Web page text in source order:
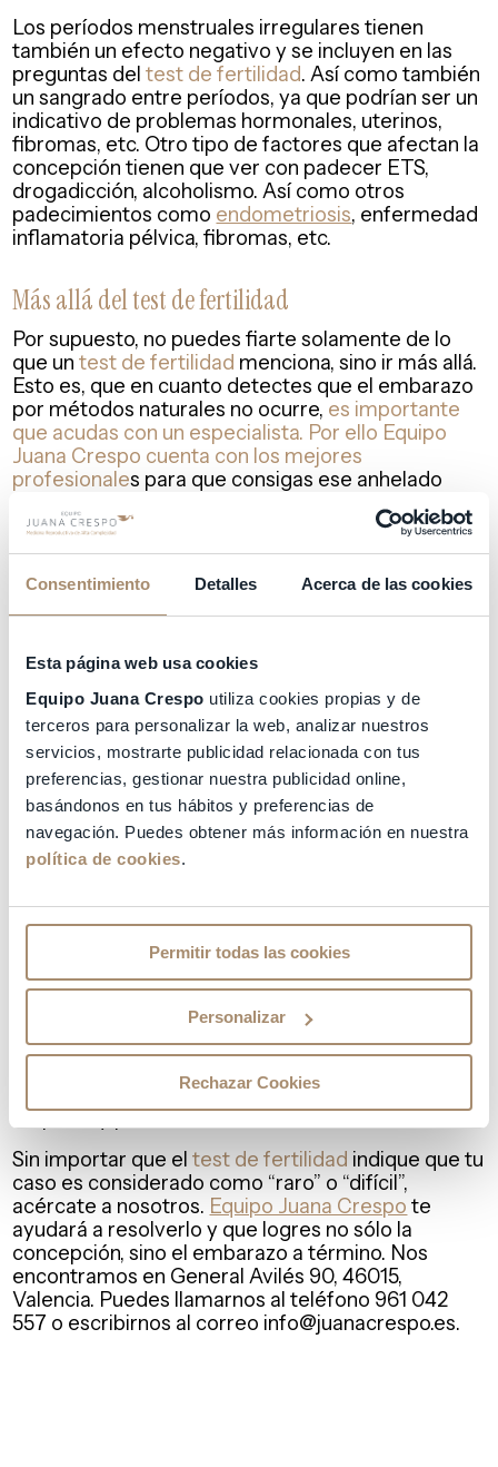
Consentimiento Detalles Acerca de las cookies
Esta página web usa cookies
Equipo Juana Crespo utiliza cookies propias y de
terceros para personalizar la web, analizar nuestros
servicios, mostrarte publicidad relacionada con tus
preferencias, gestionar nuestra publicidad online,
basándonos en tus hábitos y preferencias de
navegación. Puedes obtener más información en nuestra
política de cookies.
Permitir todas las cookies
Personalizar
Rechazar Cookies
Los períodos menstruales irregulares tienen
también un efecto negativo y se incluyen en las
preguntas deltest de fertilidad. Así como también
un sangrado entre períodos, ya que podrían ser un
indicativo de problemas hormonales, uterinos,
fibromas, etc. Otro tipo de factores que afectan la
concepción tienen que ver con padecer ETS,
drogadicción, alcoholismo. Así como otros
padecimientos como endometriosis, enfermedad
inflamatoria pélvica, fibromas, etc.
Más allá del test de fertilidad
Por supuesto, no puedes fiarte solamente de lo
que untest de fertilidad menciona, sino ir más allá.
Esto es, que en cuanto detectes que el embarazo
por métodos naturales no ocurre, es importante
que acudas con un especialista. Por ello Equipo
Juana Crespo cuenta con los mejores
profesionales para que consigas ese anhelado
Si en el test de fertilidad
anteriores, no debes frustrarte. Nosotros nos
ocuparemos de tu caso realizando las pruebas
oportuna y eficazmente el problema
patología uterina, bajas respondedoras, mala
calidad ovular, cáncer, etc. No lo dejes en meras
suposiciones ni tampoco te resignes. Son ya
años de experiencia los que nos respaldan. Nos
han tocado casos realmente difíciles y hemos
encontrado la solución.
desfavorable
Porque encontrar la solución no se refiere a
señalar en qué consiste el problema y confirmar lo
solucionarlo y que consigas ese embarazo que
deseas tanto. Contamos con los laboratorios más
sofisticados, las mejores instalaciones y el equipo
más completo. Todo ello para que sientas nuestro
respaldo y profesionalidad.
Sin importar que eltest de fertilidad indique que tu
caso es considerado como “raro” o “difícil”,
acércate a nosotros. Equipo Juana Crespo te
ayudará a resolverlo y que logres no sólo la
concepción, sino el embarazo a término. Nos
encontramos en General Avilés 90, 46015,
Valencia. Puedes llamarnos al teléfono 961 042
557 o escribirnos al correo info@juanacrespo.es.